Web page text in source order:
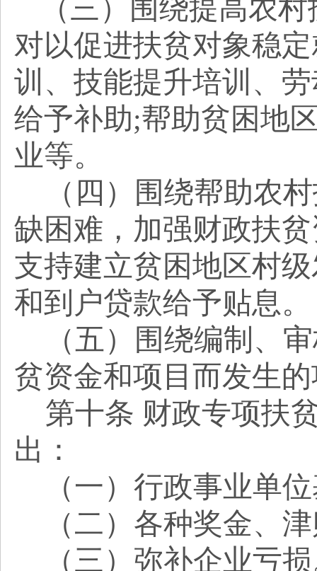
（三）围绕提高农
对以促进扶贫对象稳
训、技能提升培训、
给予补助;帮助贫困地
业等。
（四）围绕帮助农
缺困难，加强财政扶
支持建立贫困地区村
和到户贷款给予贴息。
（五）围绕编制、
贫资金和项目而发生
第十条 财政专项扶
出：
（一）行政事业单
（二）各种奖金、
（三）弥补企业亏